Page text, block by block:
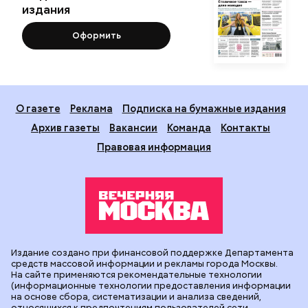
День собирания звезд
Читать полностью
Подпишитесь на рассылку
согласиена обработку своих
персональных данных.
Новости
Статьи
Мнения
Вечерка ТВ
Архив газеты
Спецпроекты